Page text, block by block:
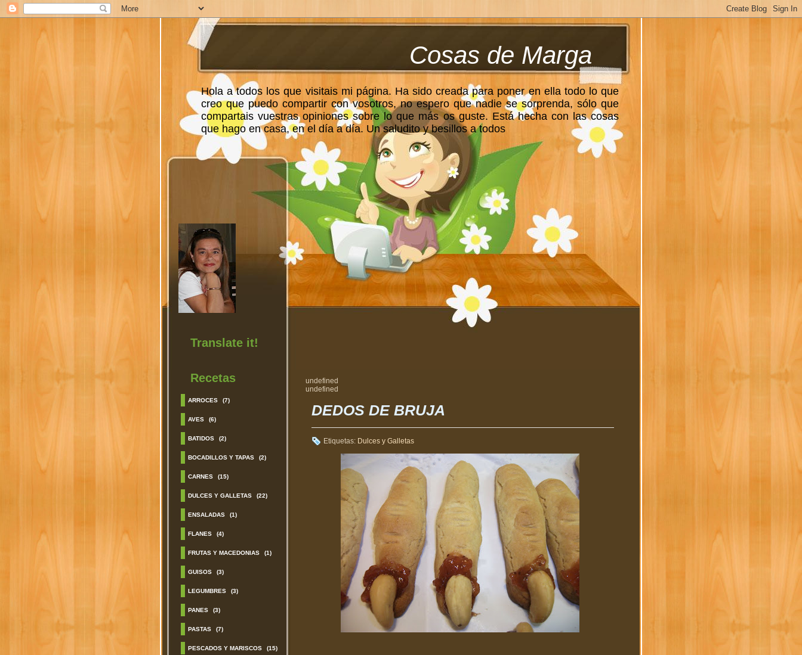
Cosas de Marga
Hola a todos los que visitais mi página. Ha sido creada para poner en ella todo lo que
creo que puedo compartir con vosotros, no espero que nadie se sorprenda, sólo que
compartais vuestras opiniones sobre lo que más os guste. Está hecha con las cosas
que hago en casa, en el día a día. Un saludito y besillos a todos
Translate it!
Recetas
ARROCES (7)
AVES (6)
BATIDOS (2)
BOCADILLOS Y TAPAS (2)
CARNES (15)
DULCES Y GALLETAS (22)
ENSALADAS (1)
FLANES (4)
FRUTAS Y MACEDONIAS (1)
GUISOS (3)
LEGUMBRES (3)
PANES (3)
PASTAS (7)
PESCADOS Y MARISCOS (15)
undefined
undefined
DEDOS DE BRUJA
Etiquetas: Dulces y Galletas